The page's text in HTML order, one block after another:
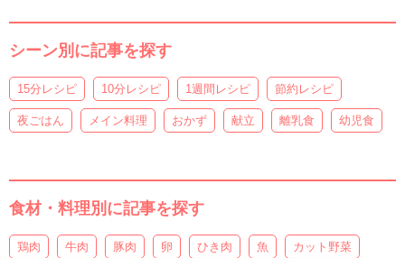
シーン別に記事を探す
15分レシピ 10分レシピ 1週間レシピ 節約レシピ
夜ごはん メイン料理 おかず 献立 離乳食 幼児食
食材・料理別に記事を探す
鶏肉 牛肉 豚肉 卵 ひき肉 魚 カット野菜